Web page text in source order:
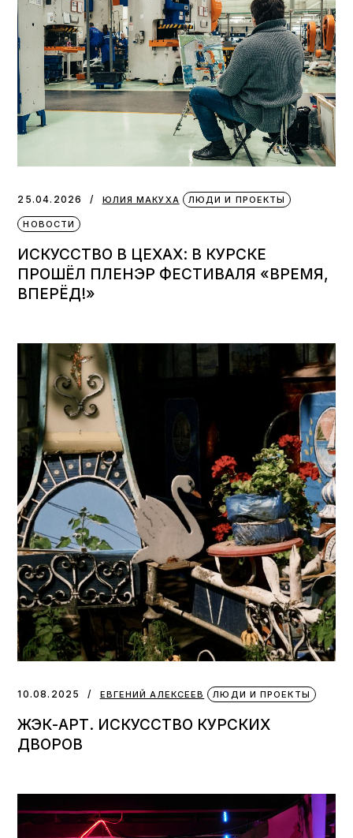
25.04.2026 ЮЛИЯ МАКУХА ЛЮДИ И ПРОЕКТЫ
НОВОСТИ
ИСКУССТВО В ЦЕХАХ: В КУРСКЕ
ПРОШЁЛ ПЛЕНЭР ФЕСТИВАЛЯ «ВРЕМЯ,
ВПЕРЁД!»
10.08.2025 ЕВГЕНИЙ АЛЕКСЕЕВ ЛЮДИ И ПРОЕКТЫ
ЖЭК-АРТ. ИСКУССТВО КУРСКИХ
ДВОРОВ